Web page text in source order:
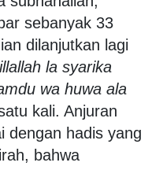
sebanyak 33
dilanjutkan lagi
la syarika
wa huwa ala
kali. Anjuran
dengan hadis yang
bahwa